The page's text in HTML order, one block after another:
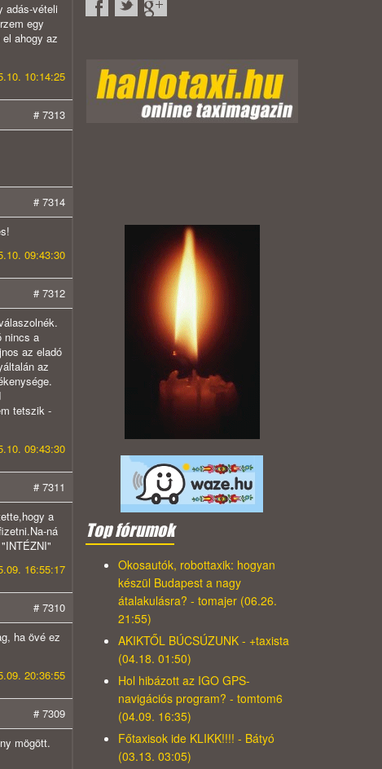
adás-vételi
egy
ahogy az
10:14:25
# 7313
# 7314
09:43:30
# 7312
nincs a
az eladó
az
tetszik -
09:43:30
# 7311
a
ná
16:55:17
# 7310
ha övé ez
20:36:55
# 7309
mögött.
Top fórumok
Okosautók, robottaxik: hogyan
készül Budapest a nagy
átalakulásra? - tomajer (06.26.
21:55)
AKIKTŐL BÚCSÚZUNK - +taxista
(04.18. 01:50)
Hol hibázott az IGO GPS-
navigációs program? - tomtom6
(04.09. 16:35)
Főtaxisok ide KLIKK!!!! - Bátyó
(03.13. 03:05)